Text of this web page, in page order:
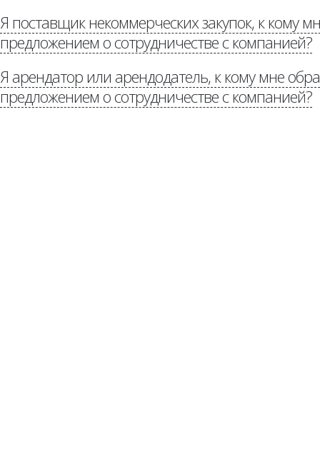
«Стоп коррупция»
Я поставщик некоммерческих закупок, к кому
предложением о сотрудничестве с компанией?
Потенциальным партнерам
Я арендатор или арендодатель, к кому мне
предложением о сотрудничестве с компанией?